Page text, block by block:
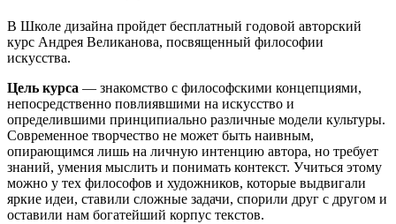
В Школе дизайна пройдет бесплатный годовой авторский
курс Андрея Великанова, посвященный философии
искусства.
Цель курса — знакомство с философскими концепциями,
непосредственно повлиявшими на искусство и
определившими принципиально различные модели культуры.
Современное творчество не может быть наивным,
опирающимся лишь на личную интенцию автора, но требует
знаний, умения мыслить и понимать контекст. Учиться этому
можно у тех философов и художников, которые выдвигали
яркие идеи, ставили сложные задачи, спорили друг с другом и
оставили нам богатейший корпус текстов.